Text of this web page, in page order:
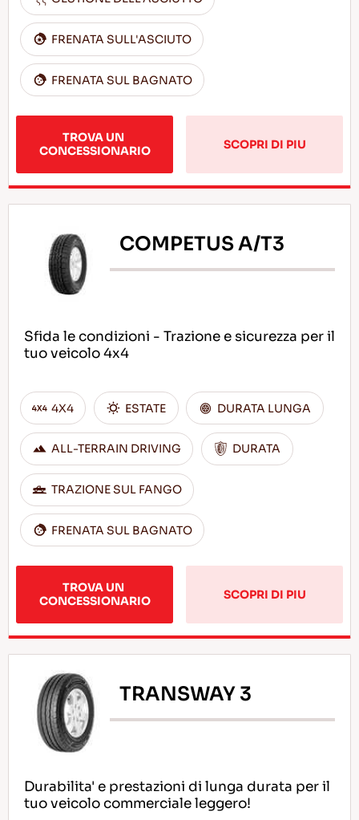
FRENATA SULL'ASCIUTO
FRENATA SUL BAGNATO
TROVA UN
CONCESSIONARIO
SCOPRI DI PIU
COMPETUS A/T3
Sfida le condizioni - Trazione e sicurezza per il
tuo veicolo 4x4
4X4 ESTATE DURATA LUNGA
ALL-TERRAIN DRIVING DURATA
TRAZIONE SUL FANGO
FRENATA SUL BAGNATO
TROVA UN
CONCESSIONARIO
SCOPRI DI PIU
TRANSWAY 3
Durabilita' e prestazioni di lunga durata per il
tuo veicolo commerciale leggero!